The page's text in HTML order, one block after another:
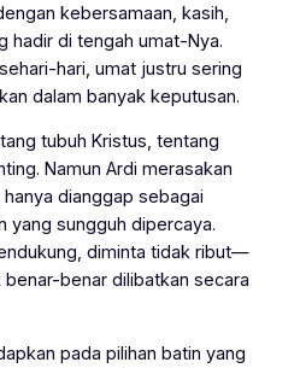
kebersamaan, kasih,
hadir di tengah umat-Nya.
hari, umat justru sering
dalam banyak keputusan.
tubuh Kristus, tentang
Namun Ardi merasakan
dianggap sebagai
yang sungguh dipercaya.
diminta tidak ribut—
benar dilibatkan secara
pada pilihan batin yang